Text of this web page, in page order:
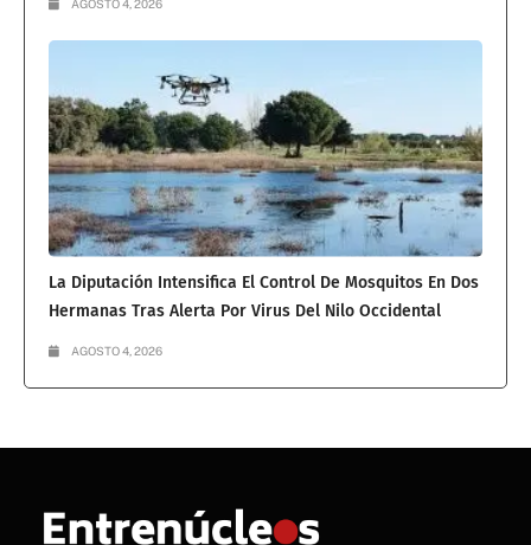
AGOSTO 4, 2026
La Diputación Intensifica El Control De Mosquitos En Dos
Hermanas Tras Alerta Por Virus Del Nilo Occidental
AGOSTO 4, 2026